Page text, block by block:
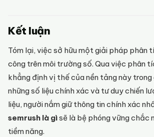
Kết luận
Tóm lại, việc sở hữu một giải pháp phân
công trên môi trường số. Qua việc phân
khẳng định vị thế của nền tảng này
những số liệu chính xác và tư duy chiến
liệu, người nắm giữ thông tin chính xác
semrush là gìsẽ là bệ phóng vững
tiềm năng.